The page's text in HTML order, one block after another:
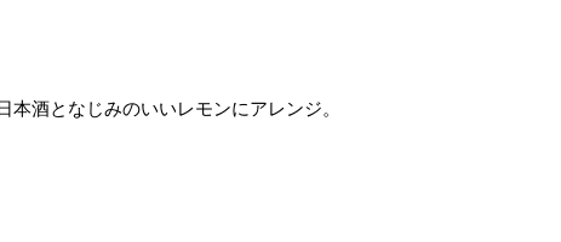
酒となじみのいいレモンにアレンジ。